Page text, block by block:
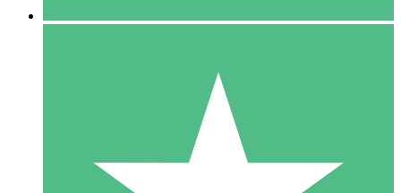
10 Téléchargements
20 00